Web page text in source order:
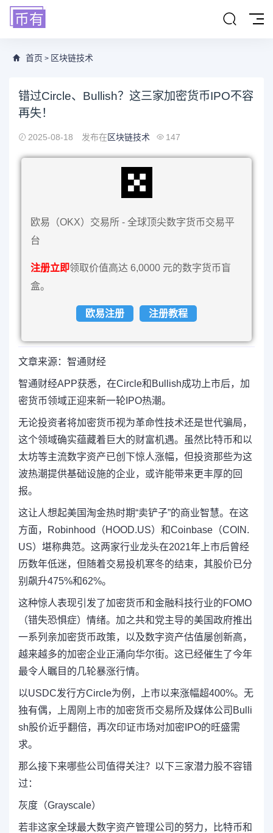
首页 > 区块链技术
错过Circle、Bullish？这三家加密货币IPO不容
再失！
2025-08-18 发布在区块链技术 147
欧易（OKX）交易所 - 全球顶尖数字货币交易平
台
注册立即领取价值高达 6,0000 元的数字货币盲
盒。
欧易注册 注册教程
文章来源：智通财经
智通财经APP获悉，在Circle和Bullish成功上市后，加
密货币领域正迎来新一轮IPO热潮。
无论投资者将加密货币视为革命性技术还是世代骗局，
这个领域确实蕴藏着巨大的财富机遇。虽然比特币和以
太坊等主流数字资产已创下惊人涨幅，但投资那些为这
波热潮提供基础设施的企业，或许能带来更丰厚的回
报。
这让人想起美国淘金热时期“卖铲子”的商业智慧。在这
方面，Robinhood（HOOD.US）和Coinbase（COIN.
US）堪称典范。这两家行业龙头在2021年上市后曾经
历数年低迷，但随着交易投机寒冬的结束，其股价已分
别飙升475%和62%。
这种惊人表现引发了加密货币和金融科技行业的FOMO
（错失恐惧症）情绪。加之共和党主导的美国政府推出
一系列亲加密货币政策，以及数字资产估值屡创新高，
越来越多的加密企业正涌向华尔街。这已经催生了今年
最令人瞩目的几轮暴涨行情。
以USDC发行方Circle为例，上市以来涨幅超400%。无
独有偶，上周刚上市的加密货币交易所及媒体公司Bulli
sh股价近乎翻倍，再次印证市场对加密IPO的旺盛需
求。
那么接下来哪些公司值得关注？以下三家潜力股不容错
过：
灰度（Grayscale）
若非这家全球最大数字资产管理公司的努力，比特币和